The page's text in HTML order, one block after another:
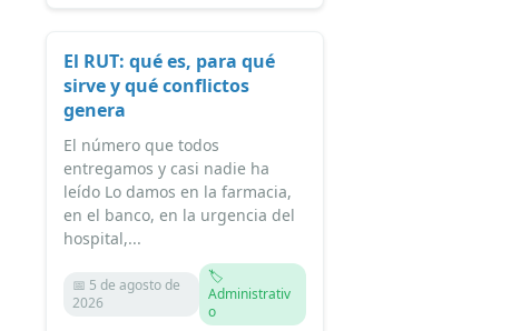
El RUT: qué es, para qué
sirve y qué conflictos
genera
El número que todos
entregamos y casi nadie ha
leído Lo damos en la farmacia,
en el banco, en la urgencia del
hospital,...
📅 5 de agosto de
2026
🏷️
Administrativ
o